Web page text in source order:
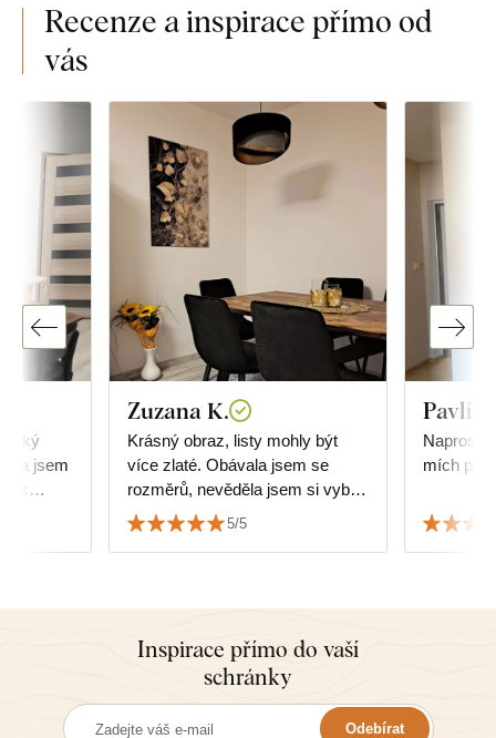
Recenze a inspirace přímo od
vás
jsem
k
Zuzana K.
Krásný obraz, listy mohly být
více zlaté. Obávala jsem se
rozměrů, nevěděla jsem si vybrat
jakou velikost obrazu, ale
dokonale pasuje a ladí k nábytku.
5/5
Naprostá
mích
Inspirace přímo do vaší
schránky
Odebírat